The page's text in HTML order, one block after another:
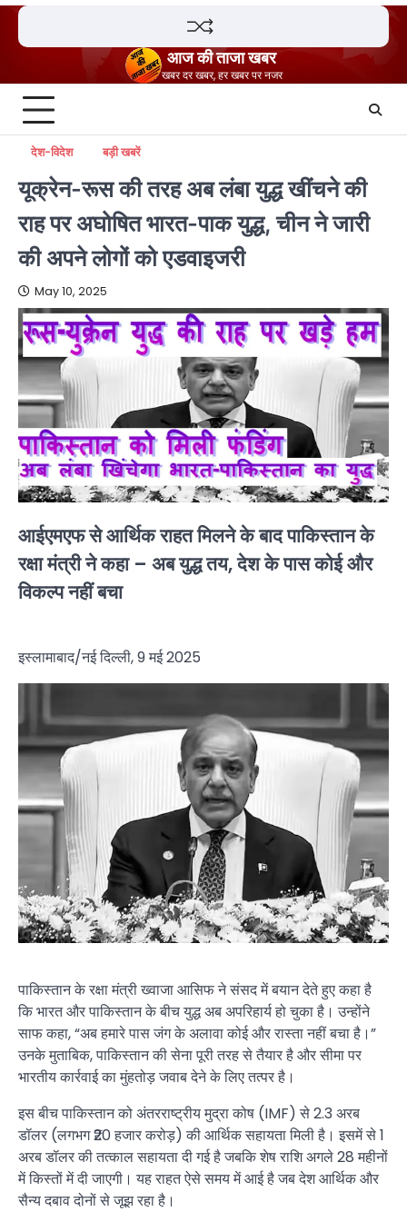
Skip
content
आज की ताजा खबर
खबर दर खबर, हर खबर पर नजर
देश-विदेश बड़ी खबरें
यूक्रेन-रूस की तरह अब लंबा युद्ध खींचने की
राह पर अघोषित भारत-पाक युद्ध, चीन ने जारी
की अपने लोगों को एडवाइजरी
May 10, 2025
आईएमएफ से आर्थिक राहत मिलने के बाद पाकिस्तान के
रक्षा मंत्री ने कहा – अब युद्ध तय, देश के पास कोई और
विकल्प नहीं बचा
इस्लामाबाद/नई दिल्ली, 9 मई 2025
पाकिस्तान के रक्षा मंत्री ख्वाजा आसिफ ने संसद में बयान देते हुए कहा है
कि भारत और पाकिस्तान के बीच युद्ध अब अपरिहार्य हो चुका है। उन्होंने
साफ कहा, “अब हमारे पास जंग के अलावा कोई और रास्ता नहीं बचा है।”
उनके मुताबिक, पाकिस्तान की सेना पूरी तरह से तैयार है और सीमा पर
भारतीय कार्रवाई का मुंहतोड़ जवाब देने के लिए तत्पर है।
इस बीच पाकिस्तान को अंतरराष्ट्रीय मुद्रा कोष (IMF) से 2.3 अरब
डॉलर (लगभग ₹20 हजार करोड़) की आर्थिक सहायता मिली है। इसमें से 1
अरब डॉलर की तत्काल सहायता दी गई है जबकि शेष राशि अगले 28 महीनों
में किस्तों में दी जाएगी। यह राहत ऐसे समय में आई है जब देश आर्थिक और
सैन्य दबाव दोनों से जूझ रहा है।